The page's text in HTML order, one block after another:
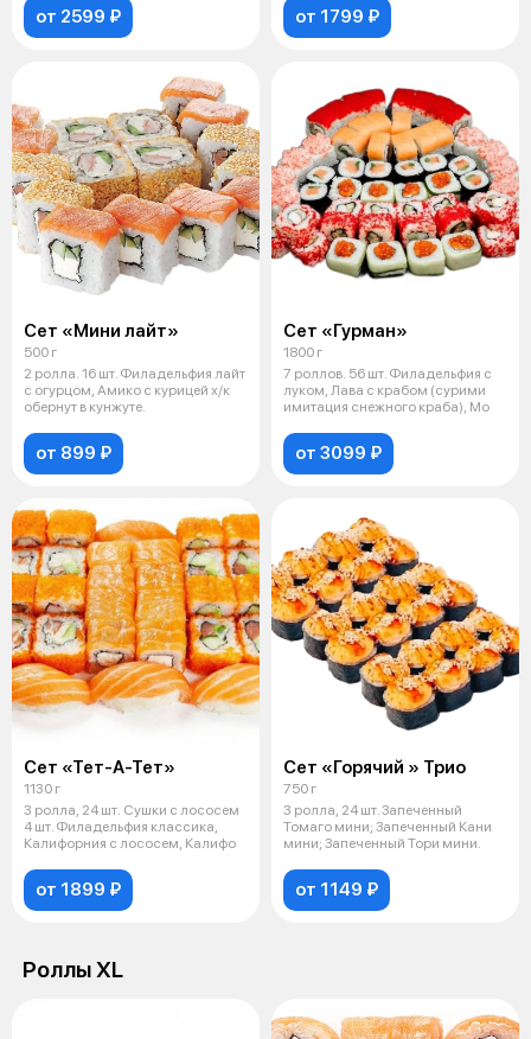
от 2599 ₽ от 1799 ₽
Сет «Мини лайт»
500 г
2 ролла. 16 шт. Филадельфия лайт
с огурцом, Амико с курицей х/к
обернут в кунжуте.
от 899 ₽
Сет «Гурман»
1800 г
7 роллов. 56 шт. Филадельфия с
луком, Лава с крабом (сурими
имитация снежного краба), Мо
от 3099 ₽
Сет «Тет-А-Тет»
1130 г
3 ролла, 24 шт. Сушки с лососем
4 шт. Филадельфия классика,
Калифорния с лососем, Калифо
от 1899 ₽
Сет «Горячий » Трио
750 г
3 ролла, 24 шт. Запеченный
Томаго мини; Запеченный Кани
мини; Запеченный Тори мини.
от 1149 ₽
Роллы ХL